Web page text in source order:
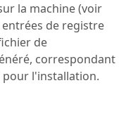
la machine (voir
de registre
externe)
de
correspondant
pour l'installation.